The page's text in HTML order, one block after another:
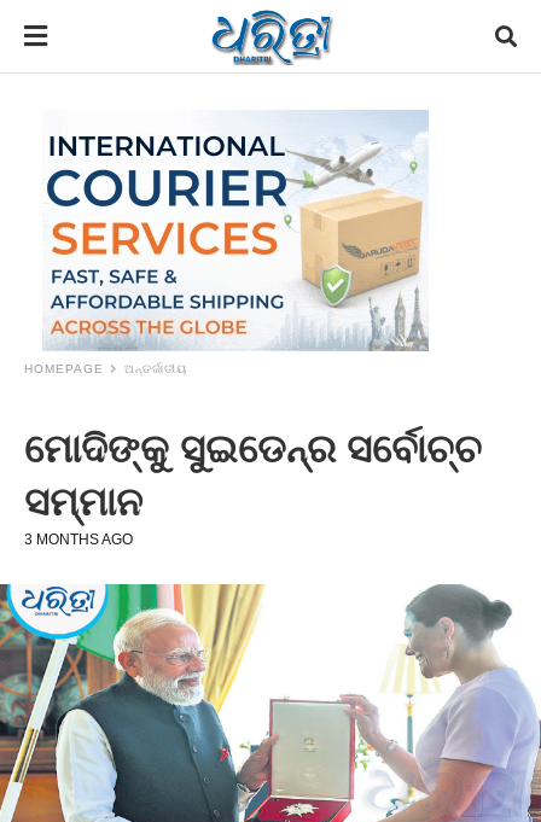
HOMEPAGE ଅନ୍ତର୍ଜାତୀୟ
ମୋଦିଙ୍କୁ ସୁଇଡେନ୍‌ର ସର୍ବୋଚ୍ଚ
ସମ୍ମାନ
3 MONTHS AGO